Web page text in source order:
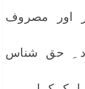
اور مصروف
د ِ حق شناس